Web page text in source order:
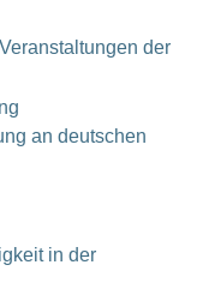
der
an deutschen
in der